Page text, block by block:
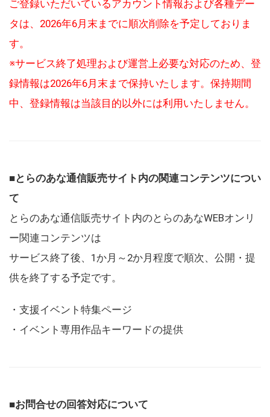
ご登録いただいているアカウント情報および各種デー
タは、2026年6月末までに順次削除を予定しておりま
す。
※サービス終了処理および運営上必要な対応のため、登
録情報は2026年6月末まで保持いたします。保持期間
中、登録情報は当該目的以外には利用いたしません。
■とらのあな通信販売サイト内の関連コンテンツについ
て
とらのあな通信販売サイト内のとらのあなWEBオンリ
ー関連コンテンツは
サービス終了後、1か月～2か月程度で順次、公開・提
供を終了する予定です。
・支援イベント特集ページ
・イベント専用作品キーワードの提供
■お問合せの回答対応について